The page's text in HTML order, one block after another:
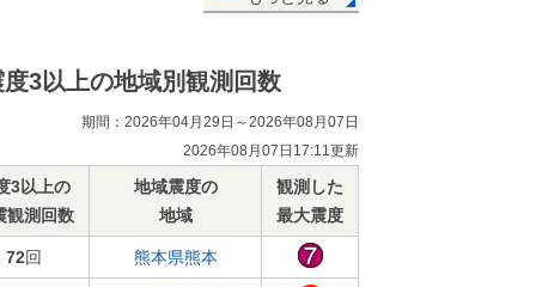
度3以上の地域別観測回数
期間：2026年04月29日～2026年08月07日
2026年08月07日17:11更新
3以上の
観測回数
地域震度の
地域
観測した
最大震度
72回 熊本県熊本